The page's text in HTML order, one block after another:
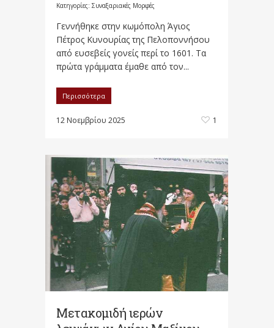
Κατηγορίες: Συναξαριακές Μορφές
Γεννήθηκε στην κωμόπολη Άγιος
Πέτρος Κυνουρίας της Πελοποννήσου
από ευσεβείς γονείς περί το 1601. Τα
πρώτα γράμματα έμαθε από τον...
Περισσότερα
12 Νοεμβρίου 2025 1
Μετακομιδή ιερών